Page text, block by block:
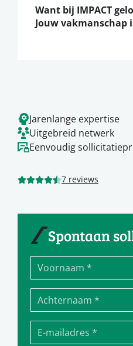
Want bij IMPACT
Jouw vakmanschap
Spontaan
Jarenlange expertise
Uitgebreid netwerk
Eenvoudig
7 reviews